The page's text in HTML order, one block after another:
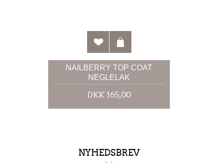
NAILBERRY TOP COAT
NEGLELAK
DKK 165,00
NYHEDSBREV